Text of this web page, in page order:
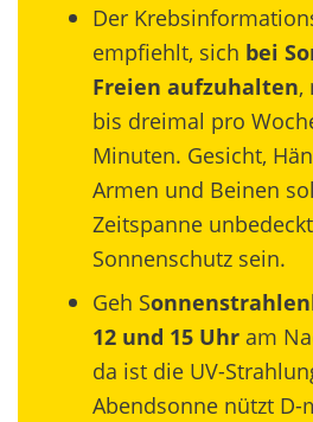
Der
empfiehlt, sich bei
Freien aufzuhalten,
bis dreimal pro
Minuten. Gesicht,
Armen und Beinen
Zeitspanne
Sonnenschutz sein.
Geh S
12 und 15 Uhr am
da ist die UV-
Abendsonne nützt D-